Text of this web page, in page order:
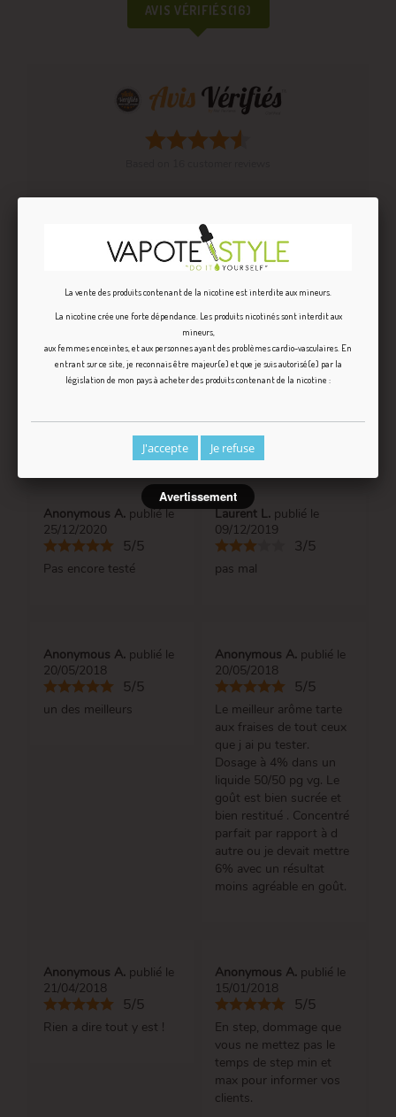
AVIS VÉRIFIÉS(16)
5/5
gourmand aux fraises !
01/05/2021
dosé à 6% base 70 VG
mais pas de goût je vais
tester à 12% je verrai
bien si c'est meilleur
mais très déçu au vu des
consommateurs
Anonymous A. publié le
25/12/2020
5/5
Pas encore testé
Laurent L. publié le
09/12/2019
3/5
pas mal
Anonymous A. publié le
20/05/2018
5/5
un des meilleurs
Anonymous A. publié le
20/05/2018
5/5
Le meilleur arôme tarte
aux fraises de tout ceux
que j ai pu tester.
Dosage à 4% dans un
liquide 50/50 pg vg. Le
goût est bien sucrée et
bien restitué . Concentré
parfait par rapport à d
autre ou je devait mettre
6% avec un résultat
moins agréable en goût.
Anonymous A. publié le
21/04/2018
5/5
Rien a dire tout y est !
Anonymous A. publié le
15/01/2018
5/5
En step, dommage que
vous ne mettez pas le
temps de step min et
max pour informer vos
clients.
La vente des produits contenant de la nicotine est interdite aux mineurs.
La nicotine crée une forte dépendance. Les produits nicotinés sont interdit aux
mineurs,
aux femmes enceintes, et aux personnes ayant des problèmes cardio-vasculaires. En
entrant sur ce site, je reconnais être majeur(e) et que je suis autorisé(e) par la
législation de mon pays à acheter des produits contenant de la nicotine :
J'accepte Je refuse
Avertissement